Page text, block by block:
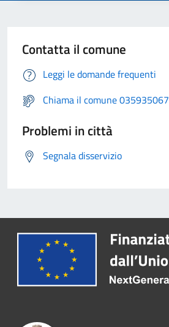
Contatta il comune
Leggi le domande frequenti
Chiama il comune 035935067
Problemi in città
Segnala disservizio